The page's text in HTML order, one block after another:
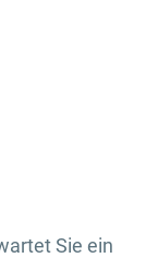
Sie ein